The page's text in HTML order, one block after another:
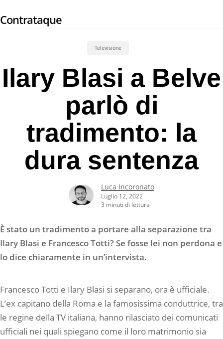
to
Contrataque
Televisione
Ilary Blasi a Belve
parlò di
tradimento: la
dura sentenza
Luca Incoronato
Luglio 12, 2022
3 minuti di lettura
È stato un tradimento a portare alla separazione tra
Ilary Blasi e Francesco Totti? Se fosse lei non perdona e
lo dice chiaramente in un’intervista.
Francesco Totti e Ilary Blasi si separano, ora è ufficiale.
L’ex capitano della Roma e la famosissima conduttrice, tra
le regine della TV italiana, hanno rilasciato dei comunicati
ufficiali nei quali spiegano come il loro matrimonio sia